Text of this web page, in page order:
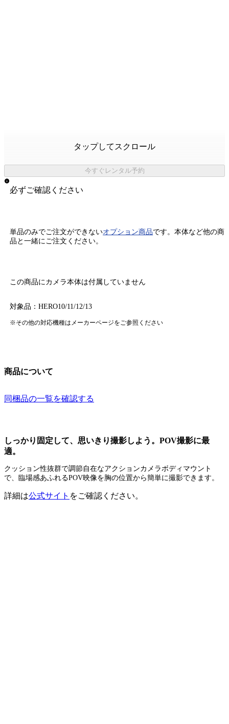
タップしてスクロール
今すぐレンタル予約
必ずご確認ください
単品のみでご注文ができないオプション商品です。本体など他の商
品と一緒にご注文ください。
この商品にカメラ本体は付属していません
対象品：HERO10/11/12/13
※その他の対応機種はメーカーページをご参照ください
商品について
同梱品の一覧を確認する
しっかり固定して、思いきり撮影しよう。POV撮影に最
適。
クッション性抜群で調節自在なアクションカメラボディマウント
で、臨場感あふれるPOV映像を胸の位置から簡単に撮影できます。
詳細は公式サイト をご確認ください。